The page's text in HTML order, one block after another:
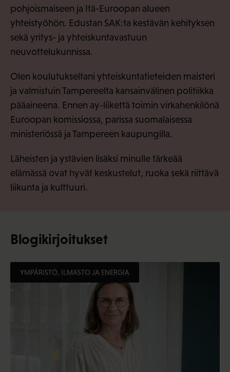
pohjoismaiseen ja Itä-Euroopan alueen
yhteistyöhön. Edustan SAK:ta kestävän kehityksen
sekä yritys- ja yhteiskuntavastuun
neuvottelukunnissa.
Olen koulutukseltani yhteiskuntatieteiden maisteri
ja valmistuin Tampereelta kansainvälinen politiikka
pääaineena. Ennen ay-liikettä toimin virkahenkilönä
Euroopan komissiossa, parissa suomalaisessa
ministeriössä ja Tampereen kaupungilla.
Läheisten ja ystävien lisäksi minulle tärkeää
elämässä ovat hyvät keskustelut, ruoka sekä riittävä
liikunta ja kulttuuri.
Blogikirjoitukset
YMPÄRISTÖ, ILMASTO JA ENERGIA